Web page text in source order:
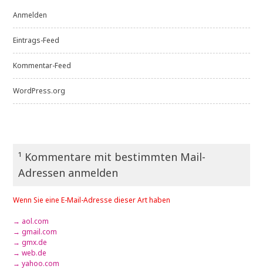
Anmelden
Eintrags-Feed
Kommentar-Feed
WordPress.org
¹ Kommentare mit bestimmten Mail-
Adressen anmelden
Wenn Sie eine E-Mail-Adresse dieser Art haben
→ aol.com
→ gmail.com
→ gmx.de
→ web.de
→ yahoo.com